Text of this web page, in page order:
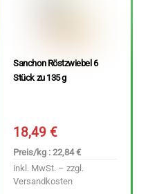
Sanchon Röstzwiebel 6
Stück zu 135 g
18,49€
Preis/kg : 22,84 €
inkl. MwSt. – zzgl.
Versandkosten